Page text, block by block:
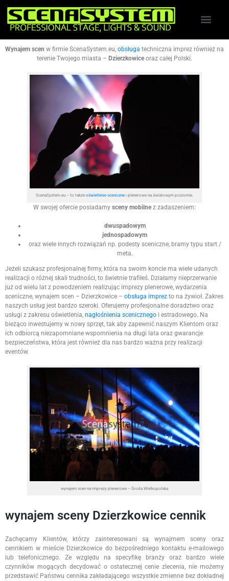
Wynajem scen w firmie ScenaSystem.eu, obsługa techniczna imprez również na
terenie Twojego miasta – Dzierzkowice oraz całej Polski.
ScenaSystem.eu – to także oświetlenie scenicznei plenerowe na światowym poziomie.
W swojej ofercie posiadamy sceny mobilne z zadaszeniem:
dwuspadowym
jednospadowym
oraz wiele innych rozwiązań np. podesty sceniczne, bramy typu start /
meta.
Jeżeli szukasz profesjonalnej firmy, która na swoim koncie ma wiele udanych
realizacji o różnej skali trudności, to świetnie trafiłeś. Działamy nieprzerwanie
już od wielu lat z powodzeniem realizując imprezy plenerowe, wydarzenia
sceniczne, wynajem scen – Dzierzkowice – obsługa imprez to na żywioł. Zakres
naszych usług jest bardzo szeroki. Oferujemy profesjonalne doradztwo oraz
usługi z zakresu oświetlenia, nagłośnienia scenicznego i estradowego. Na
bieżąco inwestujemy w nowy sprzęt, tak aby zapewnić naszym Klientom oraz
ich odbiorcą niezapomniane wspomnienia na długi lata oraz gwarancje
bezpieczeństwa, która jest również dla nas bardzo ważna przy realizacji
eventów.
wynajem scen na imprezy plenerowe – Środa Wielkopolska
wynajem sceny Dzierzkowice cennik
Zachęcamy Klientów, którzy zainteresowani są wynajmem sceny oraz
cennikiem w mieście Dzierzkowice do bezpośredniego kontaktu e-mailowego
lub telefonicznego. Ze względu na specyfikę branży oraz bardzo wiele
czynników mogących decydować o ostatecznej cenie zlecenia, nie możemy
przedstawić Państwu cennika zakładającego wszystkie zmienne bez dokładnej